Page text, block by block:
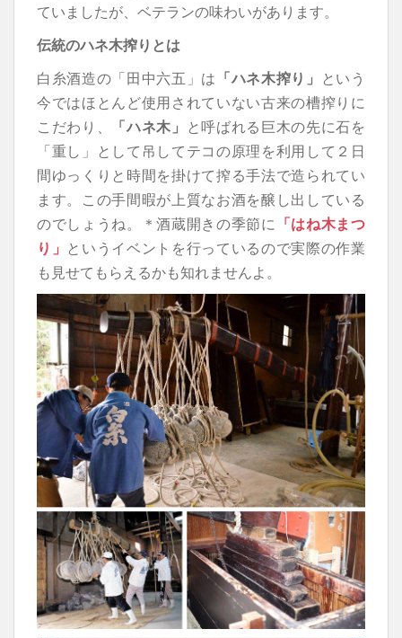
ていましたが、ベテランの味わいがあります。
伝統のハネ木搾りとは
白糸酒造の「田中六五」は 「ハネ木搾り」 という
今ではほとんど使用されていない古来の槽搾りに
こだわり、
「ハネ木」 と呼ばれる巨木の先に石を
「重し」として吊してテコの原理を利用して２日
間ゆっくりと時間を掛けて搾る手法で造られてい
ます。この手間暇が上質なお酒を醸し出している
のでしょうね。＊酒蔵開きの季節に 「はね木まつ
り」 というイベントを行っているので実際の作業
も見せてもらえるかも知れませんよ。